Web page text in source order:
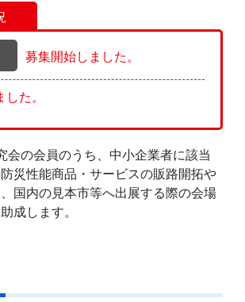
募集開始しました。
た。
会の会員のうち、中小企業者に該当
災性能商品・サービスの販路開拓や
国内の見本市等へ出展する際の会場
成します。